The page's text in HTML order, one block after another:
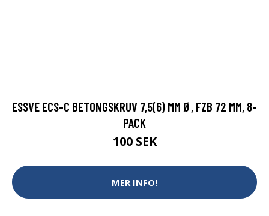
ESSVE ECS-C BETONGSKRUV 7,5(6) MM Ø, FZB 72 MM, 8-
PACK
100 SEK
MER INFO!